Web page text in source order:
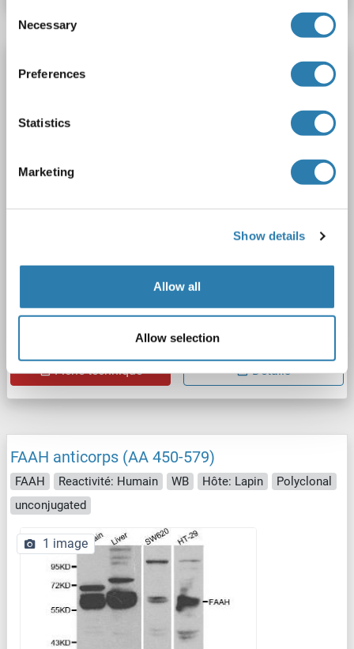
Selection
Necessary
Preferences
Statistics
Marketing
Show details
Allow all
Allow selection
FAAH anticorps (AA 480-579)
Hôte: Souris
N° du produit ABIN560831
Fiche technique Détails
FAAH anticorps (AA 450-579)
FAAH Reactivité: Humain WB Hôte: Lapin
Polyclonal
unconjugated
1 image